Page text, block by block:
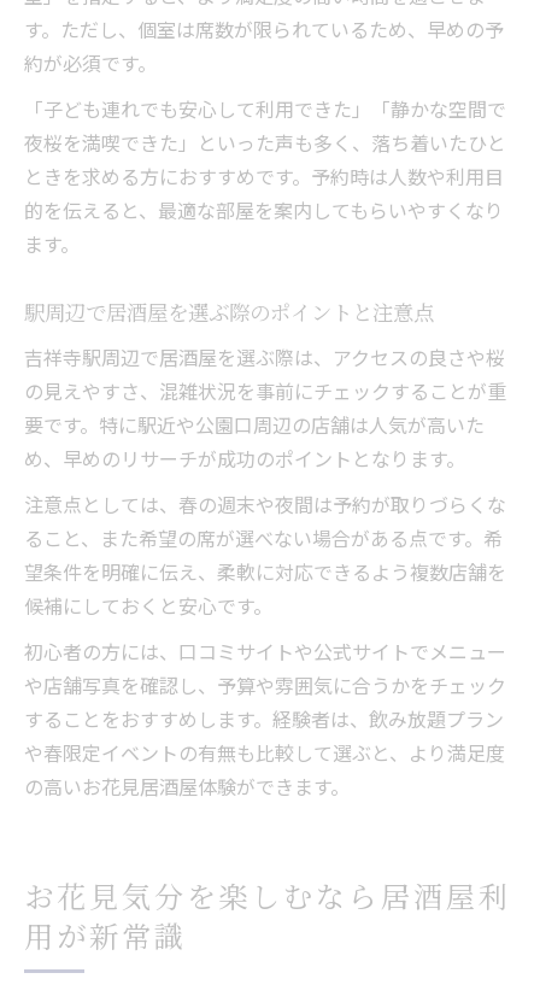
す。ただし、個室は席数が限られているため、早めの予
約が必須です。
「子ども連れでも安心して利用できた」「静かな空間で
夜桜を満喫できた」といった声も多く、落ち着いたひと
ときを求める方におすすめです。予約時は人数や利用目
的を伝えると、最適な部屋を案内してもらいやすくなり
ます。
駅周辺で居酒屋を選ぶ際のポイントと注意点
吉祥寺駅周辺で居酒屋を選ぶ際は、アクセスの良さや桜
の見えやすさ、混雑状況を事前にチェックすることが重
要です。特に駅近や公園口周辺の店舗は人気が高いた
め、早めのリサーチが成功のポイントとなります。
注意点としては、春の週末や夜間は予約が取りづらくな
ること、また希望の席が選べない場合がある点です。希
望条件を明確に伝え、柔軟に対応できるよう複数店舗を
候補にしておくと安心です。
初心者の方には、口コミサイトや公式サイトでメニュー
や店舗写真を確認し、予算や雰囲気に合うかをチェック
することをおすすめします。経験者は、飲み放題プラン
や春限定イベントの有無も比較して選ぶと、より満足度
の高いお花見居酒屋体験ができます。
お花見気分を楽しむなら居酒屋利
用が新常識